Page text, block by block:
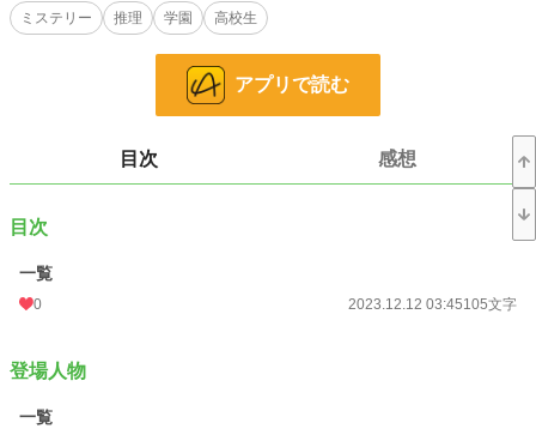
5,380 位 / 5,380 件
0 pt
初回公開日時
月間ポイント
年間ポイント
ミステリー
推理 学園 高校生
アプリで読む
目次 感想
目次
一覧
0 2023.12.12 03:45105文字
登場人物
一覧